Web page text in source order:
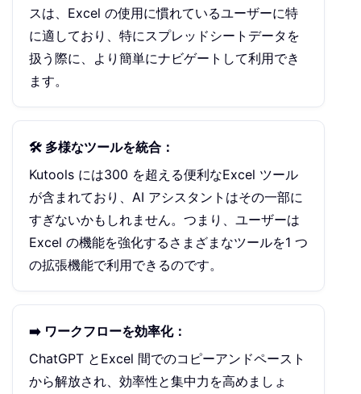
スは、Excel の使用に慣れているユーザーに特
に適しており、特にスプレッドシートデータを
扱う際に、より簡単にナビゲートして利用でき
ます。
🛠️ 多様なツールを統合：
Kutools には300 を超える便利なExcel ツール
が含まれており、AI アシスタントはその一部に
すぎないかもしれません。つまり、ユーザーは
Excel の機能を強化するさまざまなツールを1 つ
の拡張機能で利用できるのです。
➡️ ワークフローを効率化：
ChatGPT とExcel 間でのコピーアンドペースト
から解放され、効率性と集中力を高めましょ